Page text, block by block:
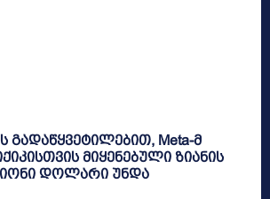
Meta-მ
მიყენებული ზიანის
დოლარი უნდა